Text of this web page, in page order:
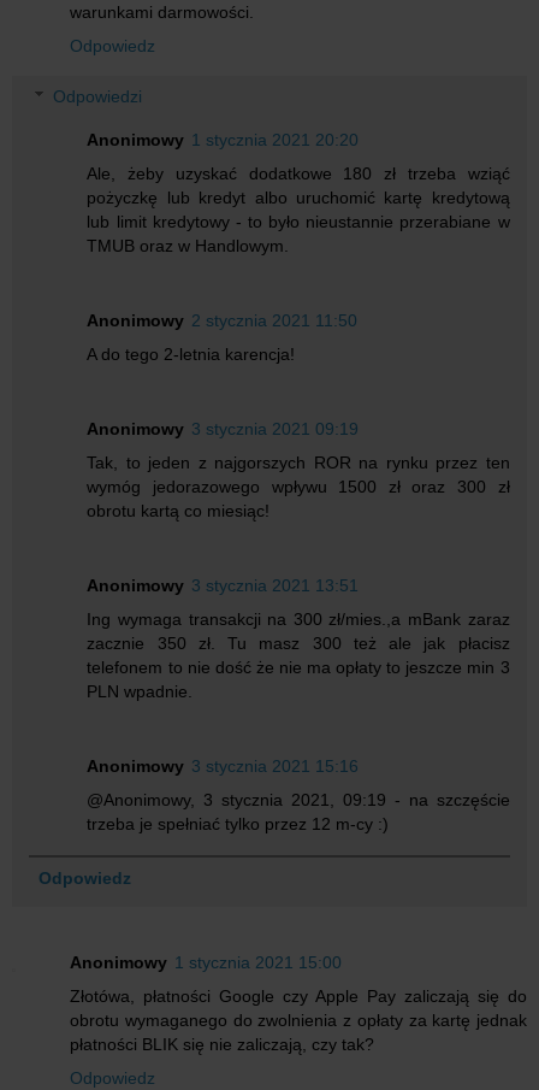
warunkami darmowości.
Odpowiedz
Odpowiedzi
Anonimowy 1 stycznia 2021 20:20
Ale, żeby uzyskać dodatkowe 180 zł trzeba wziąć
pożyczkę lub kredyt albo uruchomić kartę kredytową
lub limit kredytowy - to było nieustannie przerabiane w
TMUB oraz w Handlowym.
Anonimowy 2 stycznia 2021 11:50
A do tego 2-letnia karencja!
Anonimowy 3 stycznia 2021 09:19
Tak, to jeden z najgorszych ROR na rynku przez ten
wymóg jedorazowego wpływu 1500 zł oraz 300 zł
obrotu kartą co miesiąc!
Anonimowy 3 stycznia 2021 13:51
Ing wymaga transakcji na 300 zł/mies.,a mBank zaraz
zacznie 350 zł. Tu masz 300 też ale jak płacisz
telefonem to nie dość że nie ma opłaty to jeszcze min 3
PLN wpadnie.
Anonimowy 3 stycznia 2021 15:16
@Anonimowy, 3 stycznia 2021, 09:19 - na szczęście
trzeba je spełniać tylko przez 12 m-cy :)
Odpowiedz
Anonimowy 1 stycznia 2021 15:00
Złotówa, płatności Google czy Apple Pay zaliczają się do
obrotu wymaganego do zwolnienia z opłaty za kartę jednak
płatności BLIK się nie zaliczają, czy tak?
Odpowiedz